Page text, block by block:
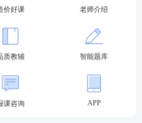
。该证明作为注册时增加
手是否符合报名条件↓
价好课 老师介绍
质教辅 智能题库
课咨询 APP